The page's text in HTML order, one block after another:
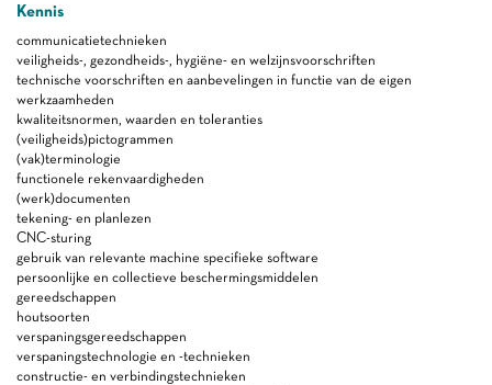
Kennis
communicatietechnieken
veiligheids-, gezondheids-, hygiëne- en welzijnsvoorschriften
technische voorschriften en aanbevelingen in functie van de eigen
werkzaamheden
kwaliteitsnormen, waarden en toleranties
(veiligheids)pictogrammen
(vak)terminologie
functionele rekenvaardigheden
(werk)documenten
tekening- en planlezen
CNC-sturing
gebruik van relevante machine specifieke software
persoonlijke en collectieve beschermingsmiddelen
gereedschappen
houtsoorten
verspaningsgereedschappen
verspaningstechnologie en -technieken
constructie- en verbindingstechnieken